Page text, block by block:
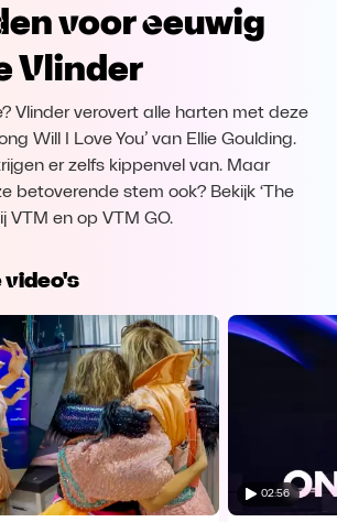
Edge Download
voor eeuwig
Vlinder
Vlinder verovert alle harten met deze
Will I Love You’ van Ellie Goulding.
er zelfs kippenvel van. Maar
betoverende stem ook? Bekijk ‘The
VTM en op VTM GO.
video's
02:56